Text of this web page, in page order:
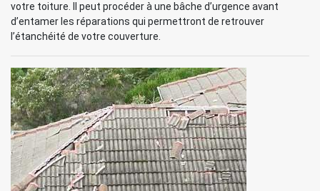
votre toiture. Il peut procéder à une bâche d’urgence avant
d’entamer les réparations qui permettront de retrouver
l’étanchéité de votre couverture.